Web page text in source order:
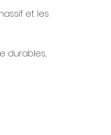
et les
durables,